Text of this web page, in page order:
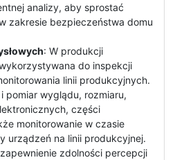
analizy, aby sprostać
zakresie bezpieczeństwa domu
: W produkcji
do inspekcji
linii produkcyjnych.
pomiar wyglądu, rozmiaru,
części
monitorowanie w czasie
urządzeń na linii produkcyjnej.
zdolności percepcji